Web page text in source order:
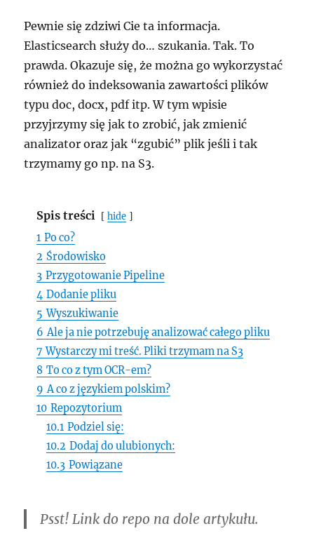
Pewnie się zdziwi Cie ta informacja.
Elasticsearch służy do… szukania. Tak. To
prawda. Okazuje się, że można go wykorzystać
również do indeksowania zawartości plików
typu doc, docx, pdf itp. W tym wpisie
przyjrzymy się jak to zrobić, jak zmienić
analizator oraz jak “zgubić” plik jeśli i tak
trzymamy go np. na S3.
Spis treści hide
1 Po co?
2 Środowisko
3 Przygotowanie Pipeline
4 Dodanie pliku
5 Wyszukiwanie
6 Ale ja nie potrzebuję analizować całego pliku
7 Wystarczy mi treść. Pliki trzymam na S3
8 To co z tym OCR-em?
9 A co z językiem polskim?
10 Repozytorium
10.1 Podziel się:
10.2 Dodaj do ulubionych:
10.3 Powiązane
Psst! Link do repo na dole artykułu.